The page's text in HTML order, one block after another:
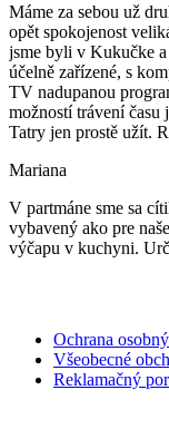
Máme za sebou už
opět spokojenost
jsme byli v Kukučke a
účelně zařízené, s
TV nadupanou
možností trávení
Tatry jen prostě užít.
Mariana
V partmáne sme sa
vybavený ako pre
výčapu v kuchyni.
Ochrana
Všeobecné
Reklamačný